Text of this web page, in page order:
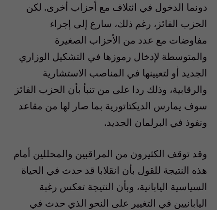
دونما الدخول في ائتلاف مع أحزاب أخرى. لكن
الحزب الفائز، رغم ذلك، سارع إلى إجراء
مفاوضات مع عدد من الأحزاب الصغيرة
والمتوسطة لإدخال رموزها في التشكيل الوزاري
الجديد أو لتعيينها في المناصب الاستشارية
والرقابية، وذلك ردا على من تنبأ بأن الحزب الفائز
سوف يمارس الديكتاتورية بما صار لها من مقاعد
ونفوذ في البرلمان الجديد.
وقد توقف الكثيرون من المراقبين والمحللين أمام
هذه النتيجة للقول بأن انقلابا قد حدث في الحياة
السياسية اليابانية، وبأن النتيجة تعكس رغبة
اليابانيين في التغيير على النحو الذي حدث في